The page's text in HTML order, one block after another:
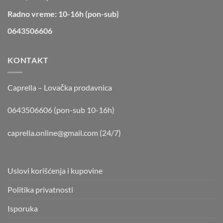
Radno vreme: 10-16h (pon-sub)
0643506606
KONTAKT
Caprella – Lovačka prodavnica
0643506606 (pon-sub 10-16h)
caprella.online@gmail.com (24/7)
Uslovi korišćenja i kupovine
Politika privatnosti
Isporuka